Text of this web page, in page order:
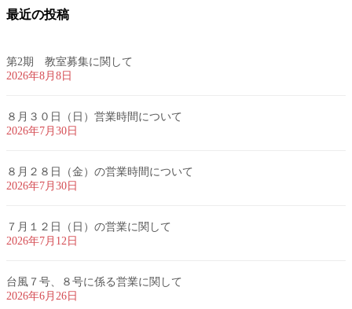
最近の投稿
第2期 教室募集に関して
2026年8月8日
８月３０日（日）営業時間について
2026年7月30日
８月２８日（金）の営業時間について
2026年7月30日
７月１２日（日）の営業に関して
2026年7月12日
台風７号、８号に係る営業に関して
2026年6月26日